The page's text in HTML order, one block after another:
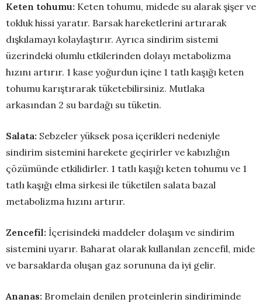
Keten tohumu: Keten tohumu, midede su alarak şişer ve
tokluk hissi yaratır. Barsak hareketlerini artırarak
dışkılamayı kolaylaştırır. Ayrıca sindirim sistemi
üzerindeki olumlu etkilerinden dolayı metabolizma
hızını artırır. 1 kase yoğurdun içine 1 tatlı kaşığı keten
tohumu karıştırarak tüketebilirsiniz. Mutlaka
arkasından 2 su bardağı su tüketin.
Salata: Sebzeler yüksek posa içerikleri nedeniyle
sindirim sistemini harekete geçirirler ve kabızlığın
çözümünde etkilidirler. 1 tatlı kaşığı keten tohumu ve 1
tatlı kaşığı elma sirkesi ile tüketilen salata bazal
metabolizma hızını artırır.
Zencefil: İçerisindeki maddeler dolaşım ve sindirim
sistemini uyarır. Baharat olarak kullanılan zencefil, mide
ve barsaklarda oluşan gaz sorununa da iyi gelir.
Ananas: Bromelain denilen proteinlerin sindiriminde